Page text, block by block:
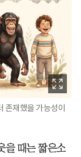
존재했을 가능성이
을 때는 짧은소